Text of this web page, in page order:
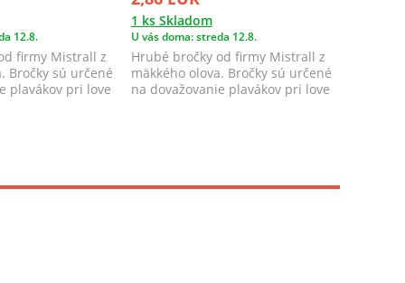
12.8.
firmy Mistrall z
Bročky sú určené
plavákov pri love
1 ks Skladom
U vás doma: streda 12.8.
Hrubé bročky od firmy Mistrall z
mäkkého olova. Bročky sú určené
na dovažovanie plavákov pri love